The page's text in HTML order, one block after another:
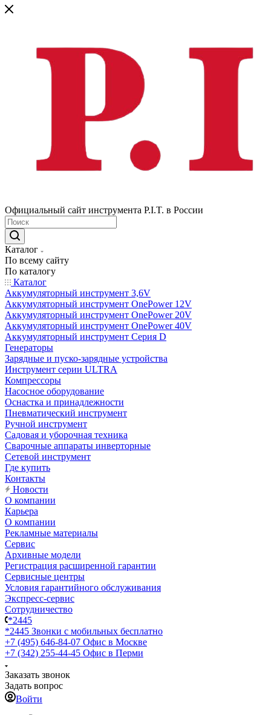
Официальный сайт инструмента P.I.T. в России
Каталог
По всему сайту
По каталогу
Каталог
Аккумуляторный инструмент 3,6V
Аккумуляторный инструмент OnePower 12V
Аккумуляторный инструмент OnePower 20V
Аккумуляторный инструмент OnePower 40V
Аккумуляторный инструмент Серия D
Генераторы
Зарядные и пуско-зарядные устройства
Инструмент серии ULTRA
Компрессоры
Насосное оборудование
Оснастка и принадлежности
Пневматический инструмент
Ручной инструмент
Садовая и уборочная техника
Сварочные аппараты инверторные
Сетевой инструмент
Где купить
Контакты
Новости
О компании
Карьера
О компании
Рекламные материалы
Сервис
Архивные модели
Регистрация расширенной гарантии
Сервисные центры
Условия гарантийного обслуживания
Экспресс-сервис
Сотрудничество
*2445
*2445 Звонки с мобильных бесплатно
+7 (495) 646-84-07 Офис в Москве
+7 (342) 255-44-45 Офис в Перми
Заказать звонок
Задать вопрос
Войти